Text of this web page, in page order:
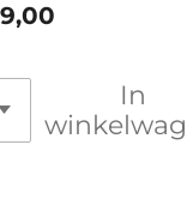
In